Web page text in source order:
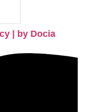
| by Docia